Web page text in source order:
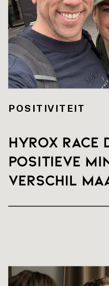
HYROX RACE
positieve
verschil
POSITIVITEIT